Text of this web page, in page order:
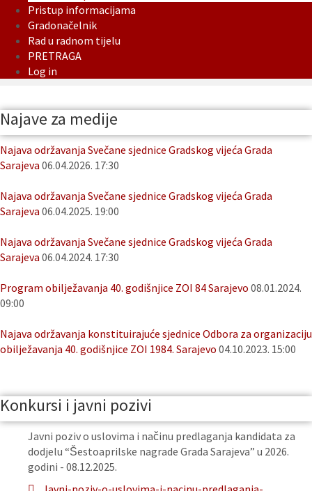
Pristup informacijama
Gradonačelnik
Rad u radnom tijelu
PRETRAGA
Log in
Najave za medije
Najava održavanja Svečane sjednice Gradskog vijeća Grada
Sarajeva 06.04.2026. 17:30
Najava održavanja Svečane sjednice Gradskog vijeća Grada
Sarajeva 06.04.2025. 19:00
Najava održavanja Svečane sjednice Gradskog vijeća Grada
Sarajeva 06.04.2024. 17:30
Program obilježavanja 40. godišnjice ZOI 84 Sarajevo 08.01.2024.
09:00
Najava održavanja konstituirajuće sjednice Odbora za organizaciju
obilježavanja 40. godišnjice ZOI 1984. Sarajevo 04.10.2023. 15:00
Konkursi i javni pozivi
Javni poziv o uslovima i načinu predlaganja kandidata za
dodjelu “Šestoaprilske nagrade Grada Sarajeva” u 2026.
godini - 08.12.2025.